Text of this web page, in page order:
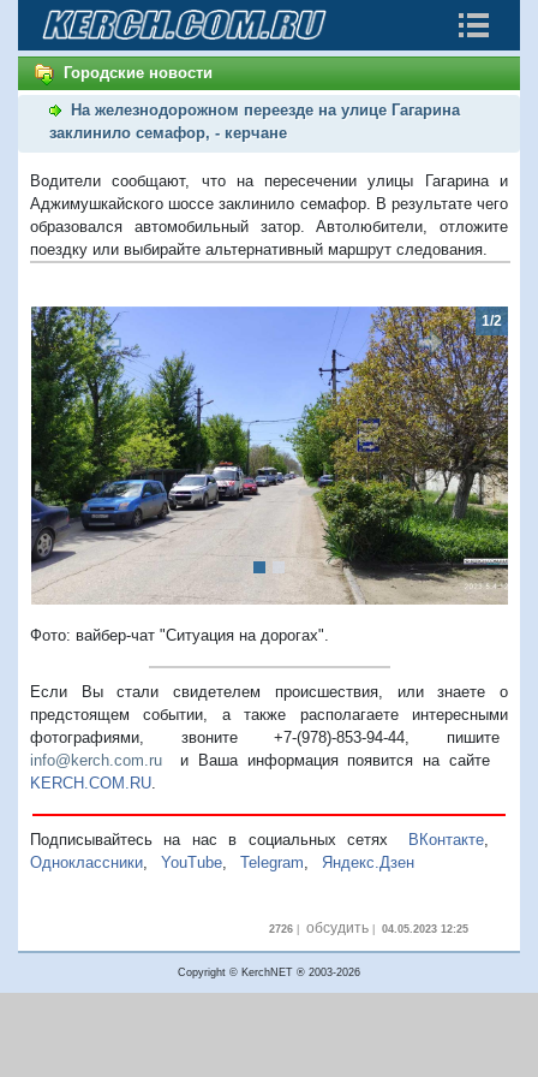
Городские новости
На железнодорожном переезде на улице Гагарина
заклинило семафор, - керчане
Водители сообщают, что на пересечении улицы Гагарина и
Аджимушкайского шоссе заклинило семафор. В результате чего
образовался автомобильный затор. Автолюбители, отложите
поездку или выбирайте альтернативный маршрут следования.
1/2
Предыдущий
Фото: вайбер-чат "Ситуация на дорогах".
Если Вы стали свидетелем происшествия, или знаете о
предстоящем событии, а также располагаете интересными
фотографиями, звоните +7-(978)-853-94-44, пишите
info@kerch.com.ru и Ваша информация появится на сайте
KERCH.COM.RU.
Подписывайтесь на нас в социальных сетях ВКонтакте,
Одноклассники, YouTube, Telegram, Яндекс.Дзен
2726| обсудить| 04.05.2023 12:25
Copyright © KerchNET ® 2003-2026